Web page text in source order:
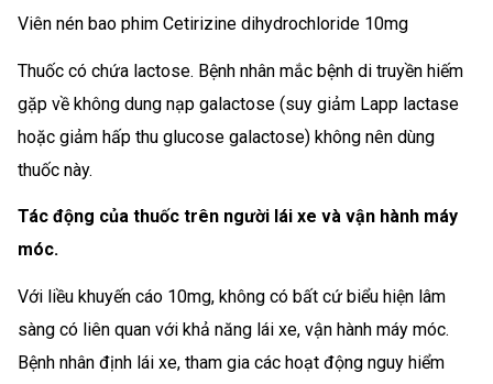
Viên nén bao phim Cetirizine dihydrochloride 10mg
Thuốc có chứa lactose. Bệnh nhân mắc bệnh di truyền hiếm
gặp về không dung nạp galactose (suy giảm Lapp lactase
hoặc giảm hấp thu glucose galactose) không nên dùng
thuốc này.
Tác động của thuốc trên người lái xe và vận hành máy
móc.
Với liều khuyến cáo 10mg, không có bất cứ biểu hiện lâm
sàng có liên quan với khả năng lái xe, vận hành máy móc.
Bệnh nhân định lái xe, tham gia các hoạt động nguy hiểm